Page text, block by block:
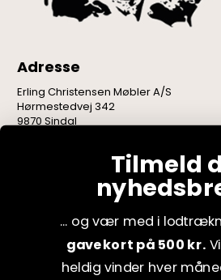
Adresse
Erling Christensen Møbler A/S
Hørmestedvej 342
9870 Sindal
Tilmeld
... og vær med i
gavekort på 500 kr.
heldig vinder hver